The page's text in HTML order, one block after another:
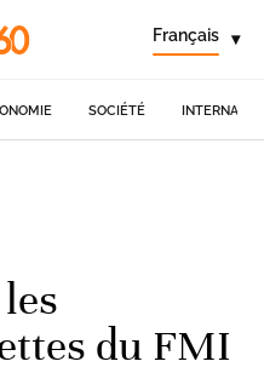
Français ▾
SOCIÉTÉ
du FMI